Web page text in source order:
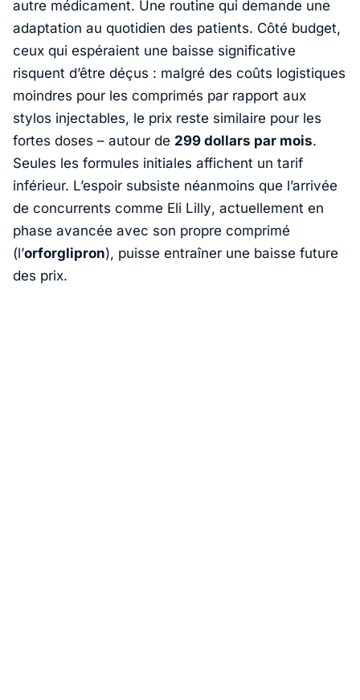
autre médicament. Une routine qui demande une
adaptation au quotidien des patients. Côté budget,
ceux qui espéraient une baisse significative
risquent d’être déçus : malgré des coûts logistiques
moindres pour les comprimés par rapport aux
stylos injectables, le prix reste similaire pour les
fortes doses – autour de 299 dollars par mois.
Seules les formules initiales affichent un tarif
inférieur. L’espoir subsiste néanmoins que l’arrivée
de concurrents comme Eli Lilly, actuellement en
phase avancée avec son propre comprimé
(l’orforglipron), puisse entraîner une baisse future
des prix.